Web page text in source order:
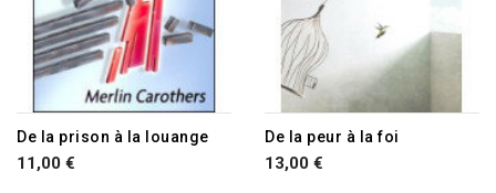
De la prison à la louange
11,00 €
De la peur à la foi
13,00 €